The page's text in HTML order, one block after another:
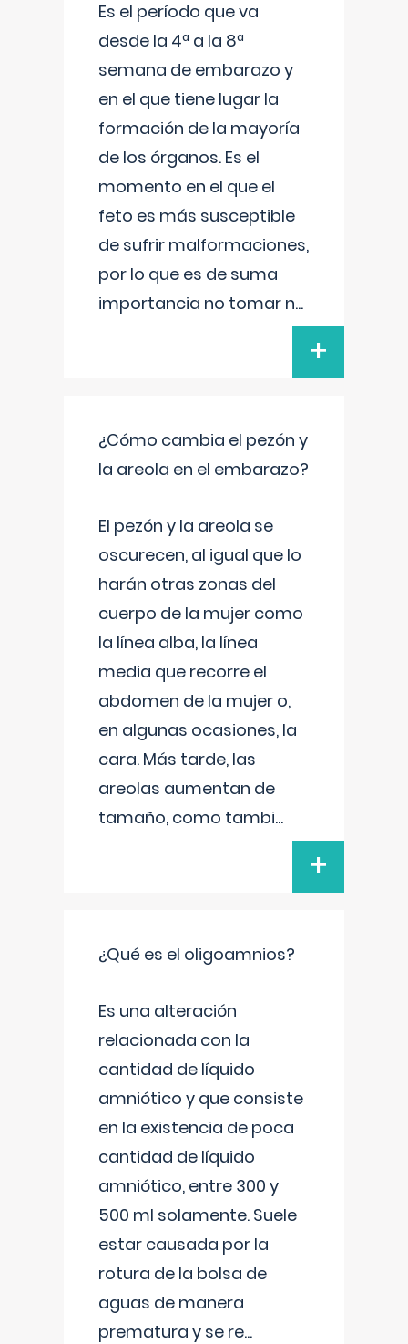
Es el período que va
desde la 4ª a la 8ª
semana de embarazo y
en el que tiene lugar la
formación de la mayoría
de los órganos. Es el
momento en el que el
feto es más susceptible
de sufrir malformaciones,
por lo que es de suma
importancia no tomar n...
+
¿Cómo cambia el pezón y
la areola en el embarazo?
El pezón y la areola se
oscurecen, al igual que lo
harán otras zonas del
cuerpo de la mujer como
la línea alba, la línea
media que recorre el
abdomen de la mujer o,
en algunas ocasiones, la
cara. Más tarde, las
areolas aumentan de
tamaño, como tambi...
+
¿Qué es el oligoamnios?
Es una alteración
relacionada con la
cantidad de líquido
amniótico y que consiste
en la existencia de poca
cantidad de líquido
amniótico, entre 300 y
500 ml solamente. Suele
estar causada por la
rotura de la bolsa de
aguas de manera
prematura y se re...